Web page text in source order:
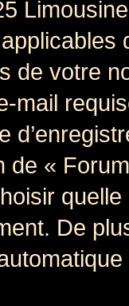
de votre
mail
de «
De